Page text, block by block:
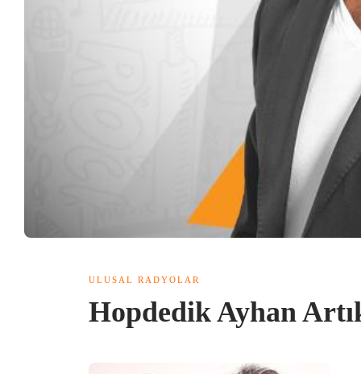
ULUSAL RADYOLAR
Hopdedik Ayhan